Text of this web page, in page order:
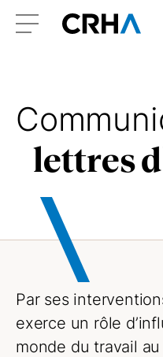
Retour
lettres
Par ses
exerce un rôle
monde du travail